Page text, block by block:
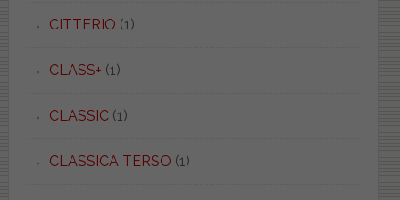
CITTERIO (1)
CLASS+ (1)
CLASSIC(1)
CLASSICA TERSO (1)